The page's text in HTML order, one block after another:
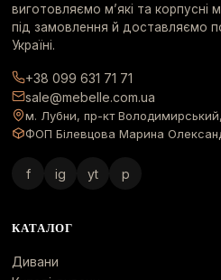
виготовляємо м’які та корпусні
під замовлення й доставляємо
Україні.
+38 099 631 71 71
sale@mebelle.com.ua
м. Лубни, пр-кт
ФОП Білевцова Марина
f ig yt p
КАТАЛОГ
Дивани